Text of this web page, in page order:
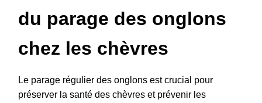
du parage des onglons
chez les chèvres
Le parage régulier des onglons est crucial pour
préserver la santé des chèvres et prévenir les